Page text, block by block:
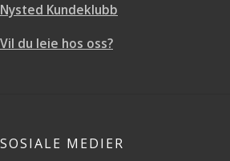
Nysted Kundeklubb
Vil du leie hos oss?
SOSIALE MEDIER